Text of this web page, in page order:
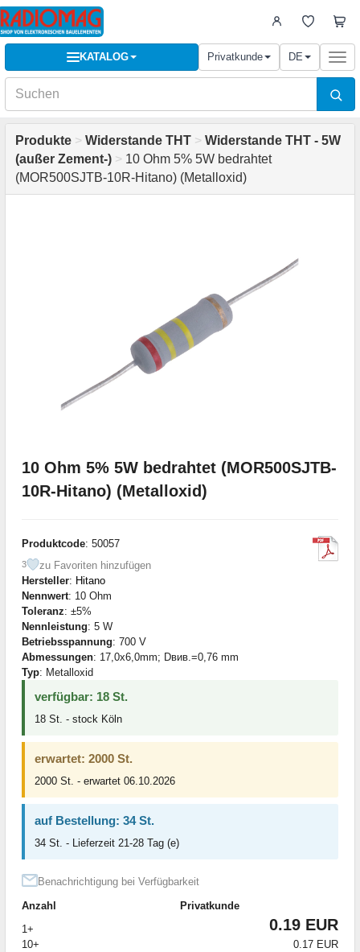
KATALOG Privatkunde DE
Produkte > Widerstande THT > Widerstande THT - 5W
(außer Zement-) > 10 Ohm 5% 5W bedrahtet
(MOR500SJTB-10R-Hitano) (Metalloxid)
10 Ohm 5% 5W bedrahtet (MOR500SJTB-
10R-Hitano) (Metalloxid)
Produktcode: 50057
3
zu Favoriten hinzufügen
Hersteller: Hitano
Nennwert: 10 Ohm
Toleranz: ±5%
Nennleistung: 5 W
Betriebsspannung: 700 V
Abmessungen: 17,0x6,0mm; Dвив.=0,76 mm
Typ: Metalloxid
verfügbar: 18 St.
18 St. - stock Köln
erwartet: 2000 St.
2000 St. - erwartet 06.10.2026
auf Bestellung: 34 St.
34 St. - Lieferzeit 21-28 Tag (e)
Benachrichtigung bei Verfügbarkeit
Anzahl
Privatkunde
1+
0.19 EUR
10+
0.17 EUR